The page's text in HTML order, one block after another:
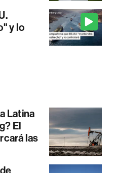
y lo
Latina
El
las